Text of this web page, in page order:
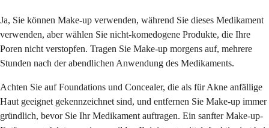
Ja, Sie können Make-up verwenden, während Sie dieses Medikament
verwenden, aber wählen Sie nicht-komedogene Produkte, die Ihre
Poren nicht verstopfen. Tragen Sie Make-up morgens auf, mehrere
Stunden nach der abendlichen Anwendung des Medikaments.
Achten Sie auf Foundations und Concealer, die als für Akne anfällige
Haut geeignet gekennzeichnet sind, und entfernen Sie Make-up immer
gründlich, bevor Sie Ihr Medikament auftragen. Ein sanfter Make-up-